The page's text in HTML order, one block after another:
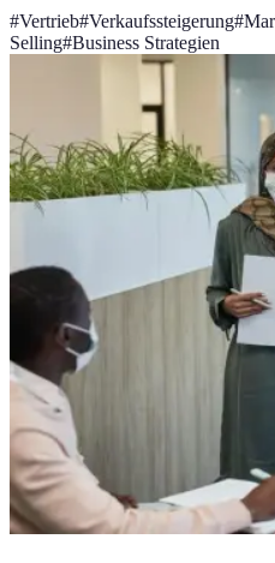
#Vertrieb#Verkaufssteigerung#
Selling#Business Strategien